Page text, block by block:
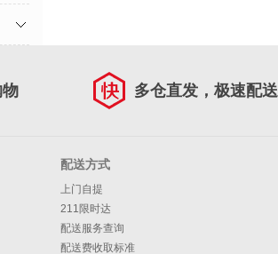
多仓直发，极速配送
配送方式
上门自提
211限时达
配送服务查询
配送费收取标准